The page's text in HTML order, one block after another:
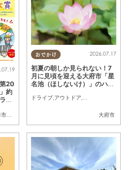
東海市
,大府市
20
約
ザ
広
おでかけ
大府市
2026.07.17
初夏の朝しか見られない！7
月に見頃を迎える大府市「星
名池（ほしないけ）」のハス
ドライブ,アウトドア,自然